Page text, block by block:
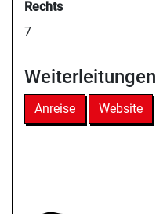
Rechts
7
Weiterleitungen
Anreise Website